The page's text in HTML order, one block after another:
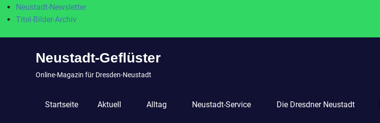
Neustadt-Newsletter
Titel-Bilder-Archiv
Neustadt-Geflüster
Online-Magazin für Dresden-Neustadt
Startseite Aktuell Alltag Neustadt-Service Die Dresdner Neustadt